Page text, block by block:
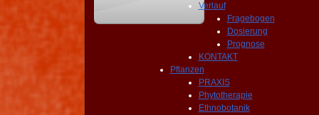
Verlauf
Fragebogen
Dosierung
Prognose
KONTAKT
Pflanzen
PRAXIS
Phytotherapie
Ethnobotanik